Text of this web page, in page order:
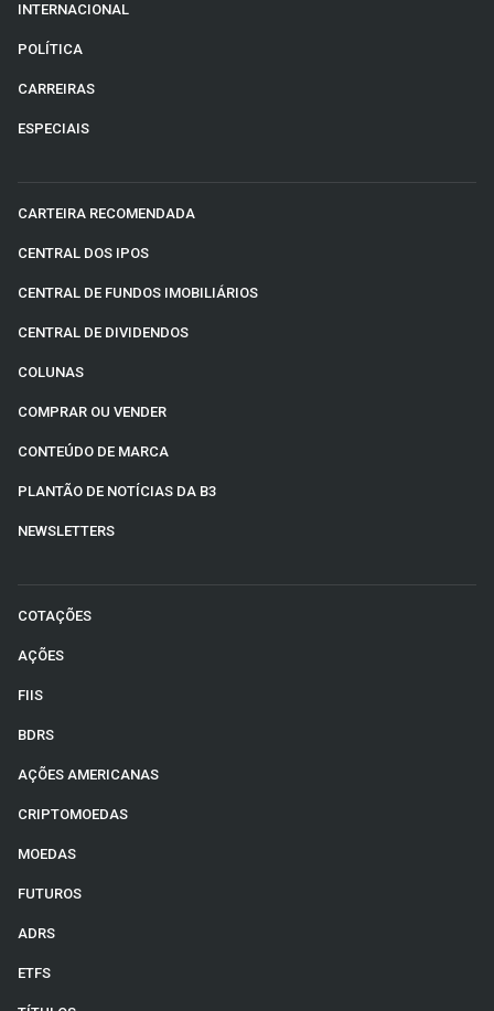
INTERNACIONAL
POLÍTICA
CARREIRAS
ESPECIAIS
CARTEIRA RECOMENDADA
CENTRAL DOS IPOS
CENTRAL DE FUNDOS IMOBILIÁRIOS
CENTRAL DE DIVIDENDOS
COLUNAS
COMPRAR OU VENDER
CONTEÚDO DE MARCA
PLANTÃO DE NOTÍCIAS DA B3
NEWSLETTERS
COTAÇÕES
AÇÕES
FIIS
BDRS
AÇÕES AMERICANAS
CRIPTOMOEDAS
MOEDAS
FUTUROS
ADRS
ETFS